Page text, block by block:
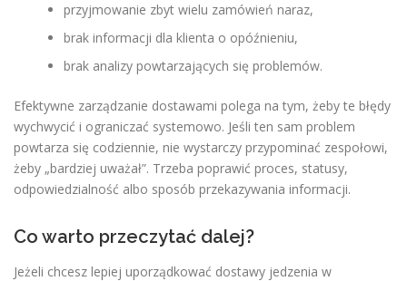
przyjmowanie zbyt wielu zamówień naraz,
brak informacji dla klienta o opóźnieniu,
brak analizy powtarzających się problemów.
Efektywne zarządzanie dostawami polega na tym, żeby te błędy
wychwycić i ograniczać systemowo. Jeśli ten sam problem
powtarza się codziennie, nie wystarczy przypominać zespołowi,
żeby „bardziej uważał”. Trzeba poprawić proces, statusy,
odpowiedzialność albo sposób przekazywania informacji.
Co warto przeczytać dalej?
Jeżeli chcesz lepiej uporządkować dostawy jedzenia w